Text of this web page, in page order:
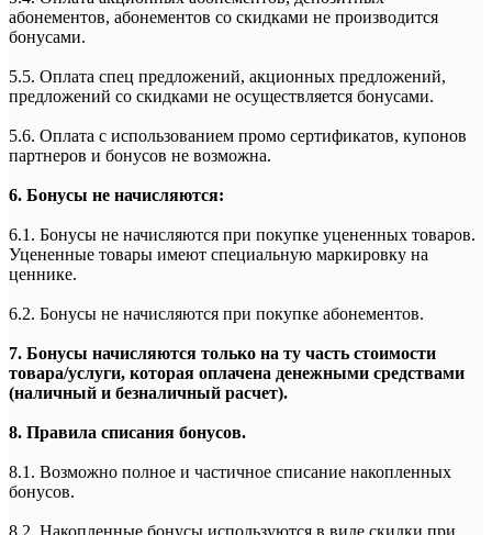
абонементов, абонементов со скидками не производится
бонусами.
5.5. Оплата спец предложений, акционных предложений,
предложений со скидками не осуществляется бонусами.
5.6. Оплата с использованием промо сертификатов, купонов
партнеров и бонусов не возможна.
6. Бонусы не начисляются:
6.1. Бонусы не начисляются при покупке уцененных товаров.
Уцененные товары имеют специальную маркировку на
ценнике.
6.2. Бонусы не начисляются при покупке абонементов.
7. Бонусы начисляются только на ту часть стоимости
товара/услуги, которая оплачена денежными средствами
(наличный и безналичный расчет).
8. Правила списания бонусов.
8.1. Возможно полное и частичное списание накопленных
бонусов.